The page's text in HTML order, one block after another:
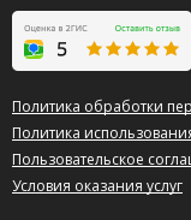
Политика обработки
Политика
Пользовательское
Условия оказания услуг